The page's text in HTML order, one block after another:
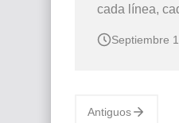
cada línea,
expresarse a
a través de
Septiembre
Antiguos